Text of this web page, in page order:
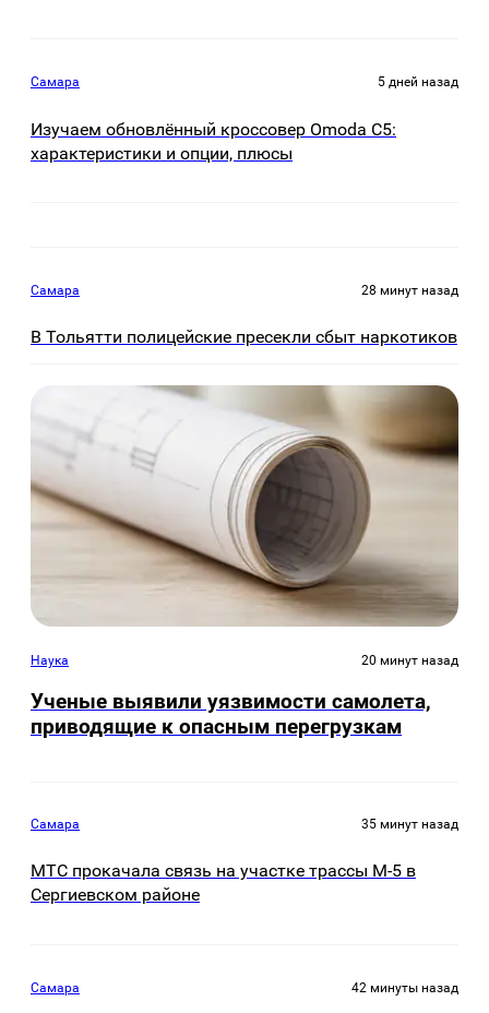
Самара 5 дней назад
Изучаем обновлённый кроссовер Omoda C5:
характеристики и опции, плюсы
Самара 28 минут назад
В Тольятти полицейские пресекли сбыт наркотиков
Наука 20 минут назад
Ученые выявили уязвимости самолета,
приводящие к опасным перегрузкам
Самара 35 минут назад
МТС прокачала связь на участке трассы М-5 в
Сергиевском районе
Самара 42 минуты назад